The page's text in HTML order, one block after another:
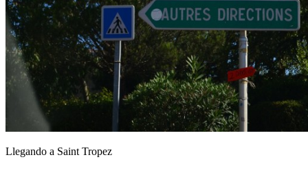
Llegando a Saint Tropez